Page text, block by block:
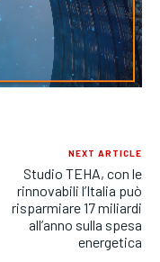
NEXT ARTICLE
Studio TEHA, con le
rinnovabili l’Italia può
risparmiare 17 miliardi
all’anno sulla spesa
energetica